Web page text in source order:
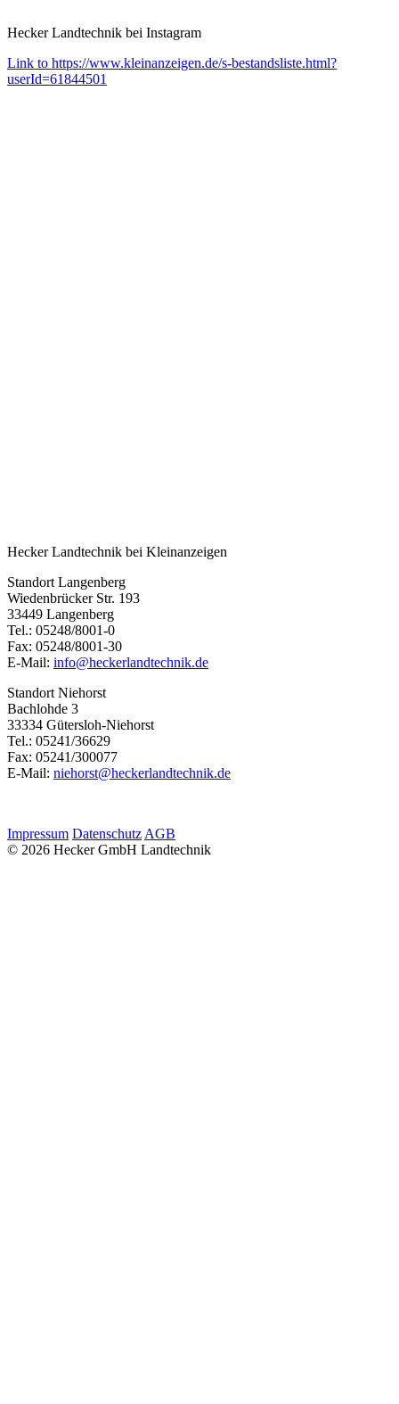
Hecker Landtechnik bei Instagram
Link to https://www.kleinanzeigen.de/s-bestandsliste.html?
userId=61844501
Hecker Landtechnik bei Kleinanzeigen
Standort Langenberg
Wiedenbrücker Str. 193
33449 Langenberg
Tel.: 05248/8001-0
Fax: 05248/8001-30
E-Mail: info@heckerlandtechnik.de
Standort Niehorst
Bachlohde 3
33334 Gütersloh-Niehorst
Tel.: 05241/36629
Fax: 05241/300077
E-Mail: niehorst@heckerlandtechnik.de
Impressum Datenschutz AGB
© 2026 Hecker GmbH Landtechnik